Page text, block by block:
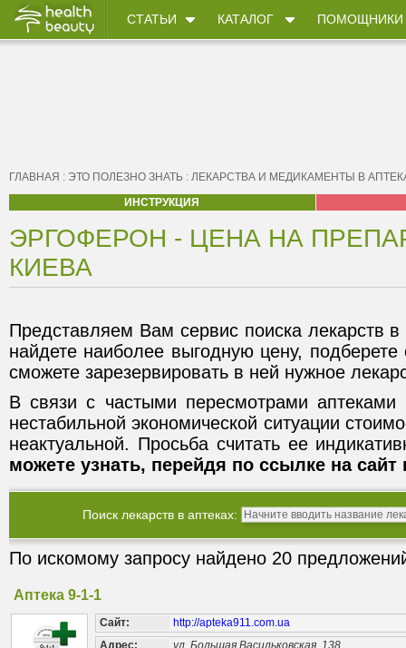
СТАТЬИ КАТАЛОГ ПОМОЩНИКИ
ГЛАВНАЯ : ЭТО ПОЛЕЗНО ЗНАТЬ : ЛЕКАРСТВА И МЕДИКАМЕНТЫ В
ИНСТРУКЦИЯ
ЭРГОФЕРОН - ЦЕНА НА
КИЕВА
Представляем Вам сервис поиска лекарств
найдете наиболее выгодную цену,
сможете зарезервировать в ней нужное
В связи с частыми пересмотрами
нестабильной экономической ситуации
неактуальной. Просьба считать ее
можете узнать, перейдя по ссылке на сайт
Поиск лекарств в аптеках:
По искомому запросу найдено 20
Аптека 9-1-1
Сайт:
http://apteka911.com.ua
Адрес:
ул. Большая Васильковская, 138